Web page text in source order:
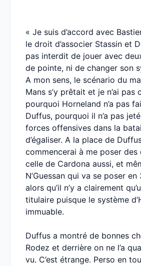
« Je suis d’accord avec
le droit d’associer Stassin et
pas interdit de jouer avec
de pointe, ni de changer son
A mon sens, le scénario du
Mans s’y prêtait et je n’ai pas
pourquoi Horneland n’a pas
Duffus, pourquoi il n’a pas
forces offensives dans la
d’égaliser. A la place de
commencerai à me poser des
celle de Cardona aussi, et
N’Guessan qui va se poser
alors qu’il n’y a clairement
titulaire puisque le système
immuable.
Duffus a montré de bonnes
Rodez et derrière on ne l’a
vu. C’est étrange. Perso en